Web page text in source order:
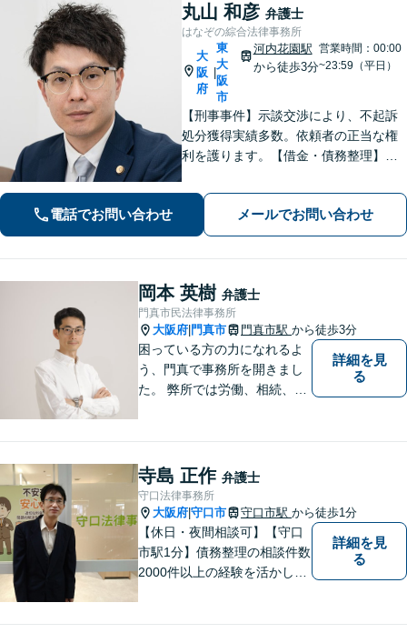
丸山 和彦 弁護士
はなぞの綜合法律事務所
大
阪
府
東
大
阪
市
河内花園駅
から徒歩3分
営業時間：00:00
~23:59（平日）
【刑事事件】示談交渉により、不起訴
処分獲得実績多数。依頼者の正当な権
利を護ります。【借金・債務整理】借
問題】不貞慰謝料の獲得、減額実績多
数。独りで悩まず、先ずはお話をお聞
かせ下さい。【土日・夜間対応可】
電話でお問い合わせ メールでお問い合わせ
岡本 英樹 弁護士
門真市民法律事務所
大阪府 門真市 門真市駅 から徒歩3分
困っている方の力になれるよ
う、門真で事務所を開きまし
た。 弊所では労働、相続、離
す。
詳細を見
る
寺島 正作 弁護士
守口法律事務所
大阪府 守口市 守口市駅 から徒歩1分
【休日・夜間相談可】【守口
市駅1分】債務整理の相談件数
2000件以上の経験を活かし、
詳細を見
る